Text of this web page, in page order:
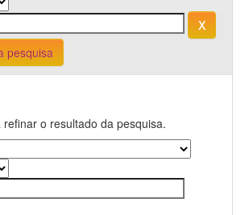
pesquisa
o resultado da pesquisa.